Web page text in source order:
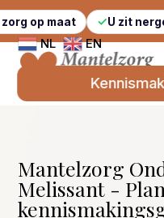
U zit nergens aan
NL EN
Mantelzorg
Melissant -